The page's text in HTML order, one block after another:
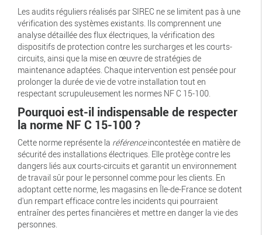
Les audits réguliers réalisés par SIREC ne se limitent pas à une
vérification des systèmes existants. Ils comprennent une
analyse détaillée des flux électriques, la vérification des
dispositifs de protection contre les surcharges et les courts-
circuits, ainsi que la mise en œuvre de stratégies de
maintenance adaptées. Chaque intervention est pensée pour
prolonger la durée de vie de votre installation tout en
respectant scrupuleusement les normes NF C 15-100.
Pourquoi est-il indispensable de respecter
la norme NF C 15-100 ?
Cette norme représente la référenceincontestée en matière de
sécurité des installations électriques. Elle protège contre les
dangers liés aux courts-circuits et garantit un environnement
de travail sûr pour le personnel comme pour les clients. En
adoptant cette norme, les magasins en Île-de-France se dotent
d'un rempart efficace contre les incidents qui pourraient
entraîner des pertes financières et mettre en danger la vie des
personnes.